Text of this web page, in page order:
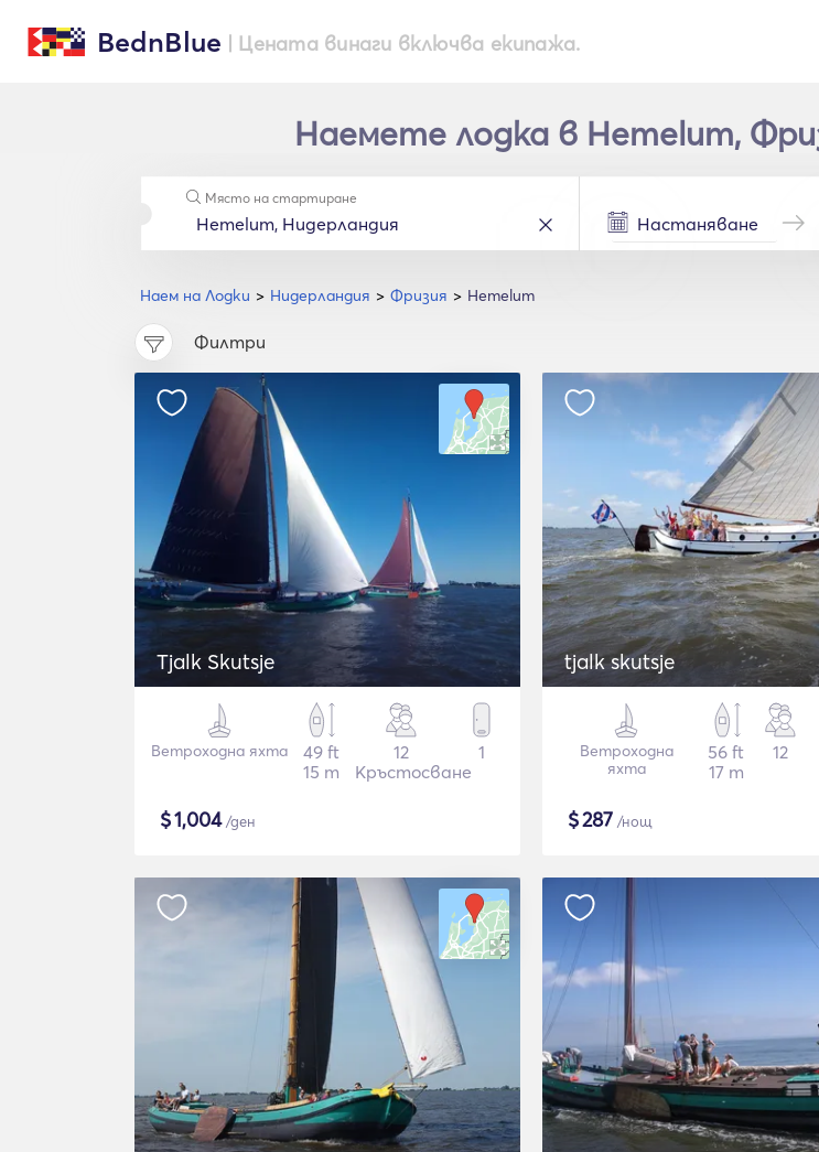
BednBlue | Цената винаги включва екипажа.
Наемете лодка в Hemelum,
Наем на Лодки Нидерландия Фризия Hemelum
Място на стартиране
Филтри
Tjalk Skutsje
Ветроходна яхта
49 ft
15 m
12
Кръстосване
1
$1,004/ден
tjalk skutsje
Ветроходна
яхта
56 ft
17 m
12
$287 /нощ